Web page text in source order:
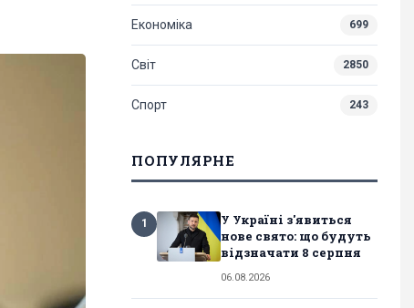
Економіка 699
Світ 2850
Спорт 243
ПОПУЛЯРНЕ
1
У Україні з'явиться
нове свято: що будуть
відзначати 8 серпня
06.08.2026